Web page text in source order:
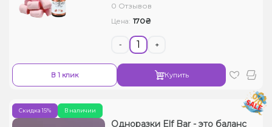
0 Отзывов
Цена: 170₴
- +
В 1 клик Купить
В наличии
Скидка 15%
Одноразки Elf Bar - это баланс